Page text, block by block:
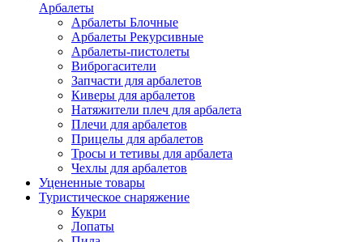
Арбалеты
Арбалеты Блочные
Арбалеты Рекурсивные
Арбалеты-пистолеты
Виброгасители
Запчасти для арбалетов
Киверы для арбалетов
Натяжители плеч для арбалета
Плечи для арбалетов
Прицелы для арбалетов
Тросы и тетивы для арбалета
Чехлы для арбалетов
Уцененные товары
Туристическое снаряжение
Кукри
Лопаты